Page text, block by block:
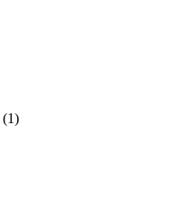
(1)